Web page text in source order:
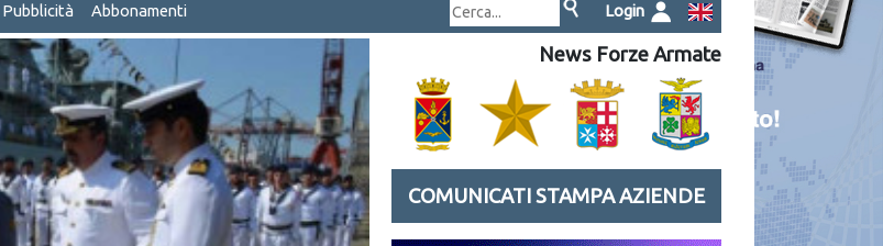
Pubblicità Abbonamenti Login
News Forze Armate
COMUNICATI STAMPA AZIENDE